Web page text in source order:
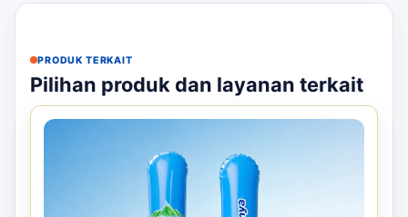
PRODUK TERKAIT
Pilihan produk dan layanan terkait